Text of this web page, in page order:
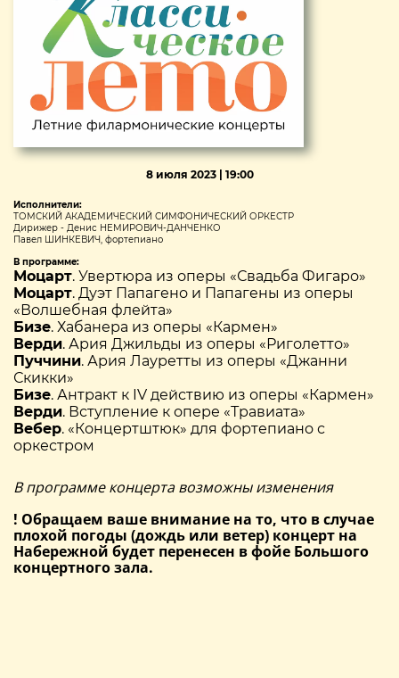
8 июля 2023 | 19:00
Исполнители:
ТОМСКИЙ АКАДЕМИЧЕСКИЙ СИМФОНИЧЕСКИЙ ОРКЕСТР
Дирижер - Денис НЕМИРОВИЧ-ДАНЧЕНКО
Павел ШИНКЕВИЧ, фортепиано
В программе:
Моцарт. Увертюра из оперы «Свадьба Фигаро»
Моцарт. Дуэт Папагено и Папагены из оперы
«Волшебная флейта»
Бизе. Хабанера из оперы «Кармен»
Верди. Ария Джильды из оперы «Риголетто»
Пуччини. Ария Лауретты из оперы «Джанни
Скикки»
Бизе. Антракт к IV действию из оперы «Кармен»
Верди. Вступление к опере «Травиата»
Вебер. «Концертштюк» для фортепиано с
оркестром
В программе концерта возможны изменения
! Обращаем ваше внимание на то, что в случае
плохой погоды (дождь или ветер) концерт на
Набережной будет перенесен в фойе Большого
концертного зала.